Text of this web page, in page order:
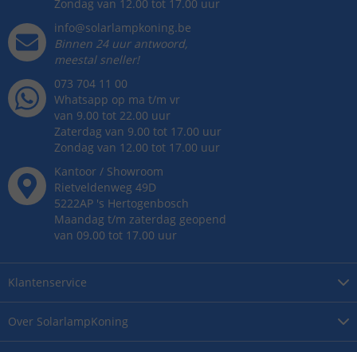
Over SolarlampKoning
Klantenservice
Zondag van 12.00 tot 17.00 uur
info@solarlampkoning.be
Binnen 24 uur antwoord,
meestal sneller!
073 704 11 00
Whatsapp op ma t/m vr
van 9.00 tot 22.00 uur
Zaterdag van 9.00 tot 17.00 uur
Zondag van 12.00 tot 17.00 uur
Kantoor / Showroom
Rietveldenweg 49D
5222AP 's Hertogenbosch
Maandag t/m zaterdag geopend
van 09.00 tot 17.00 uur